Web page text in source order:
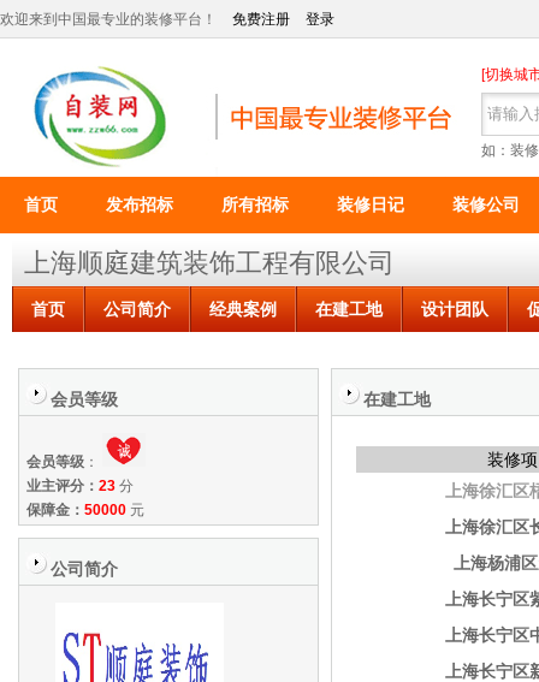
欢迎来到中国最专业的装修平台！ 免费注册 登录
[切换城
如：装
首页 发布招标 所有招标 装修日记 装修公司
上海顺庭建筑装饰工程有限公司
首页 公司简介 经典案例 在建工地 设计团队
会员等级
会员等级 ：
业主评分： 23 分
保障金： 50000 元
公司简介
在建工地
装修
上海徐汇区
上海徐汇区
上海杨浦
上海长宁区
上海长宁区
上海长宁区